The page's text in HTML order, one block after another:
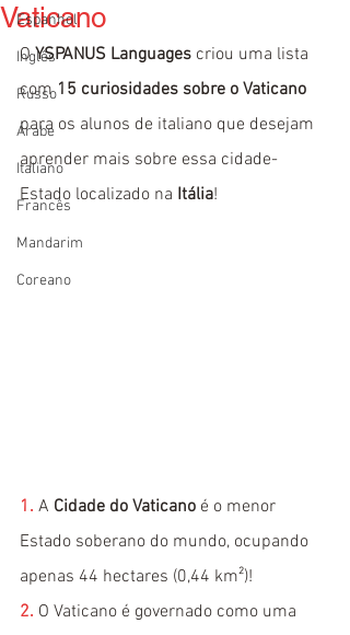
Espanhol
Inglês
Russo
Árabe
Italiano
Francês
Mandarim
Coreano
Vaticano
O YSPANUS Languages criou uma lista
com 15 curiosidades sobre o Vaticano
para os alunos de italiano que desejam
aprender mais sobre essa cidade-
Estado localizado na Itália!
1. A Cidade do Vaticano é o menor
Estado soberano do mundo, ocupando
apenas 44 hectares (0,44 km²)!
2. O Vaticano é governado como uma